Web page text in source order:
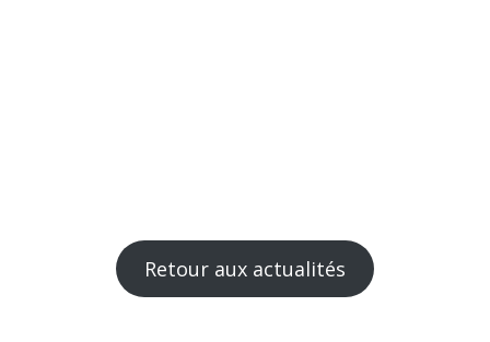
Retour aux actualités